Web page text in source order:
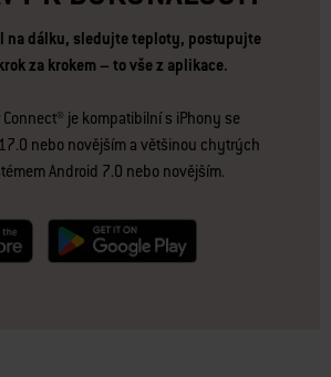
na dálku, sledujte teploty, postupujte
za krokem – to vše z aplikace.
Connect® je kompatibilní s iPhony se
nebo novějším a většinou chytrých
Android 7.0 nebo novějším.
null